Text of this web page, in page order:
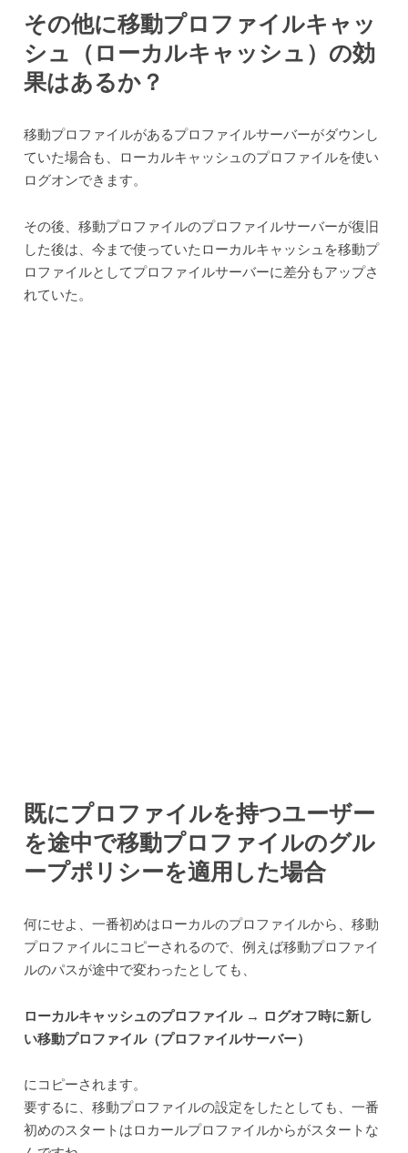
その他に移動プロファイルキャッ
シュ（ローカルキャッシュ）の効
果はあるか？
移動プロファイルがあるプロファイルサーバーがダウンし
ていた場合も、ローカルキャッシュのプロファイルを使い
ログオンできます。
その後、移動プロファイルのプロファイルサーバーが復旧
した後は、今まで使っていたローカルキャッシュを移動プ
ロファイルとしてプロファイルサーバーに差分もアップさ
れていた。
既にプロファイルを持つユーザー
を途中で移動プロファイルのグル
ープポリシーを適用した場合
何にせよ、一番初めはローカルのプロファイルから、移動
プロファイルにコピーされるので、例えば移動プロファイ
ルのパスが途中で変わったとしても、
ローカルキャッシュのプロファイル → ログオフ時に新し
い移動プロファイル（プロファイルサーバー）
にコピーされます。
要するに、移動プロファイルの設定をしたとしても、一番
初めのスタートはロカールプロファイルからがスタートな